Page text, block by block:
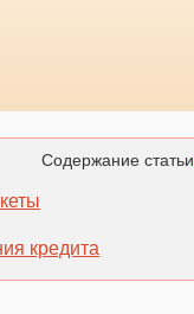
Содержание статьи
кредита